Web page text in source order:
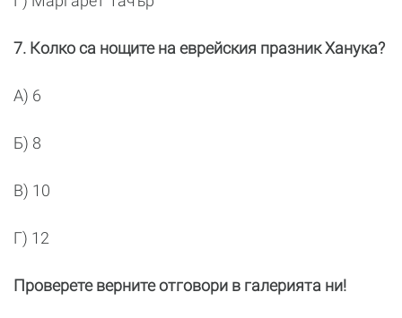
7. Колко са нощите на еврейския празник Ханука?
А) 6
Б) 8
В) 10
Г) 12
Проверете верните отговори в галерията ни!